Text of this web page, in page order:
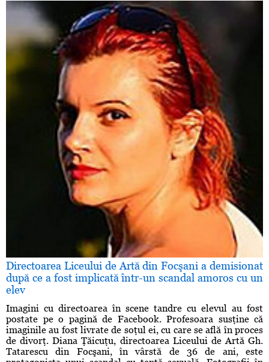
Directoarea Liceului de Artă din Focşani a demisionat
după ce a fost implicată într-un scandal amoros cu un
elev
Imagini cu directoarea în scene tandre cu elevul au fost
postate pe o pagină de Facebook. Profesoara susţine că
imaginile au fost livrate de soţul ei, cu care se află în proces
de divorţ. Diana Ţăicuţu, directoarea Liceului de Artă Gh.
Tatarescu din Focşani, în vârstă de 36 de ani, este